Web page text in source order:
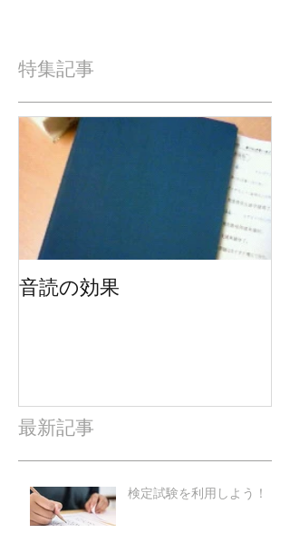
特集記事
音読の効果
最新記事
検定試験を利用しよう！